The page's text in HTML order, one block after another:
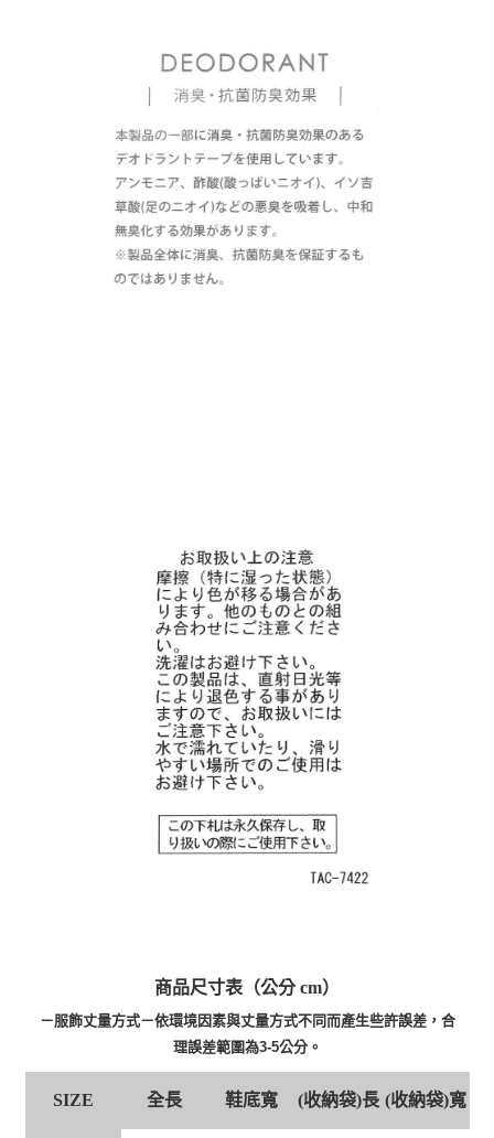
商品尺寸表（公分 cm）
－服飾丈量方式－依環境因素與丈量方式不同而產生些許誤差，合
理誤差範圍為3-5公分。
SIZE 全長 鞋底寬 (收納袋)長 (收納袋)寬